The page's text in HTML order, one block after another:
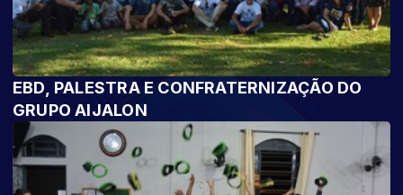
EBD, PALESTRA E CONFRATERNIZAÇÃO DO
GRUPO AIJALON